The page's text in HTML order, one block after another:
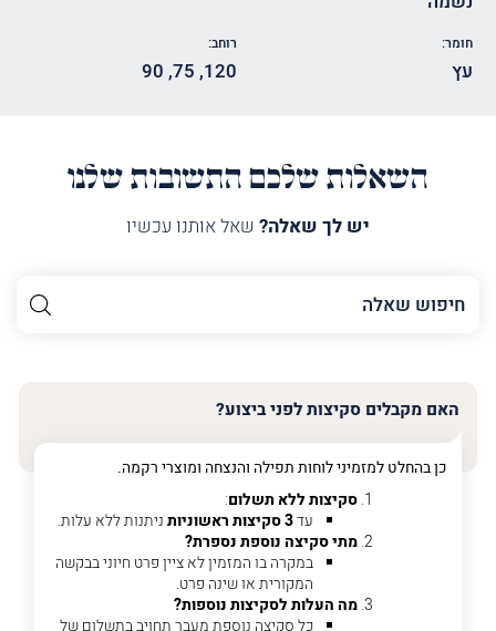
חומר:
עץ
רוחב:
120
,
75
,
90
השאלות שלכם התשובות שלנו
יש לך שאלה? שאל אותנו עכשיו
השם
שלך
טלפון (חובה)
האם מקבלים סקיצות לפני ביצוע?
כן בהחלט למזמיני לוחות תפילה והנצחה ומוצרי רקמה.
סקיצות ללא תשלום:
עד3 סקיצות ראשוניות
ניתנות ללא עלות.
מתי סקיצה נוספת נספרת?
במקרה בו המזמין לא ציין פרט חיוני בבקשה
המקורית או שינה פרט.
מה העלות לסקיצות נוספות?